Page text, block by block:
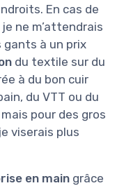
En cas de
ne m’attendrais
gants à un prix
du textile sur du
à du bon cuir
du VTT ou du
pour des gros
viserais plus
en main grâce